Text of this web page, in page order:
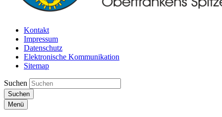
Kontakt
Impressum
Datenschutz
Elektronische Kommunikation
Sitemap
Suchen
Suchen
Menü